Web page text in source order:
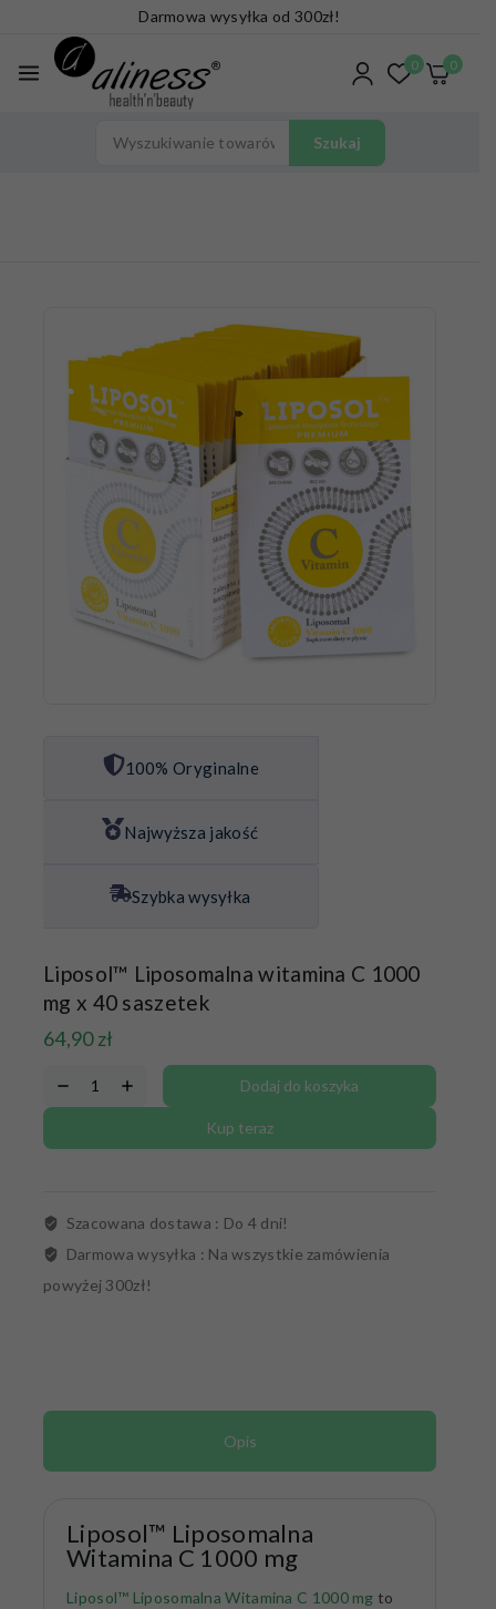
Darmowa wysyłka od 300zł!
0 0
Szukaj
100% Oryginalne
Najwyższa jakość
Szybka wysyłka
Liposol™ Liposomalna witamina C 1000
mg x 40 saszetek
64,90zł
Dodaj do koszyka
Kup teraz
Szacowana dostawa : Do 4 dni!
Darmowa wysyłka : Na wszystkie zamówienia
powyżej 300zł!
Opis
Liposol™ Liposomalna
Witamina C 1000 mg
Liposol™ Liposomalna Witamina C 1000 mg to